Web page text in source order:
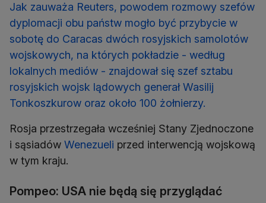
Jak zauważa Reuters, powodem rozmowy szefów
dyplomacji obu państw mogło być przybycie w
sobotę do Caracas dwóch rosyjskich samolotów
wojskowych, na których pokładzie - według
lokalnych mediów - znajdował się szef sztabu
rosyjskich wojsk lądowych generał Wasilij
Tonkoszkurow oraz około 100 żołnierzy.
Rosja przestrzegała wcześniej Stany Zjednoczone
i sąsiadów Wenezueli przed interwencją wojskową
w tym kraju.
Pompeo: USA nie będą się przyglądać